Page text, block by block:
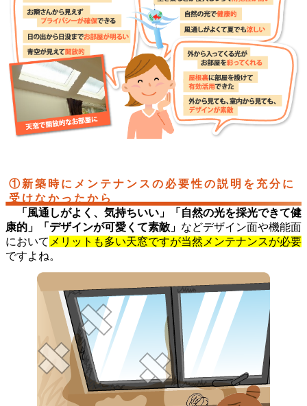
①新築時にメンテナンスの必要性の説明を充分に
受けなかったから
「風通しがよく、気持ちいい」「自然の光を採光できて健
康的」「デザインが可愛くて素敵」 などデザイン面や機能面
において メリットも多い天窓ですが当然メンテナンスが必要
ですよね。